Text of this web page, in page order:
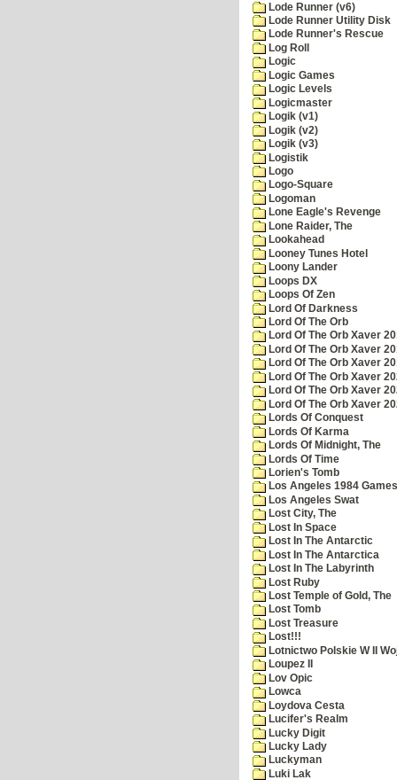
Lode Runner (v6)
Lode Runner Utility Disk
Lode Runner's Rescue
Log Roll
Logic
Logic Games
Logic Levels
Logicmaster
Logik (v1)
Logik (v2)
Logik (v3)
Logistik
Logo
Logo-Square
Logoman
Lone Eagle's Revenge
Lone Raider, The
Lookahead
Looney Tunes Hotel
Loony Lander
Loops DX
Loops Of Zen
Lord Of Darkness
Lord Of The Orb
Lord Of The Orb Xaver
Lord Of The Orb Xaver
Lord Of The Orb Xaver
Lord Of The Orb Xaver
Lord Of The Orb Xaver
Lord Of The Orb Xaver
Lords Of Conquest
Lords Of Karma
Lords Of Midnight, The
Lords Of Time
Lorien's Tomb
Los Angeles 1984 Games
Los Angeles Swat
Lost City, The
Lost In Space
Lost In The Antarctic
Lost In The Antarctica
Lost In The Labyrinth
Lost Ruby
Lost Temple of Gold, The
Lost Tomb
Lost Treasure
Lost!!!
Lotnictwo Polskie W II
Loupez II
Lov Opic
Lowca
Loydova Cesta
Lucifer's Realm
Lucky Digit
Lucky Lady
Luckyman
Luki Lak